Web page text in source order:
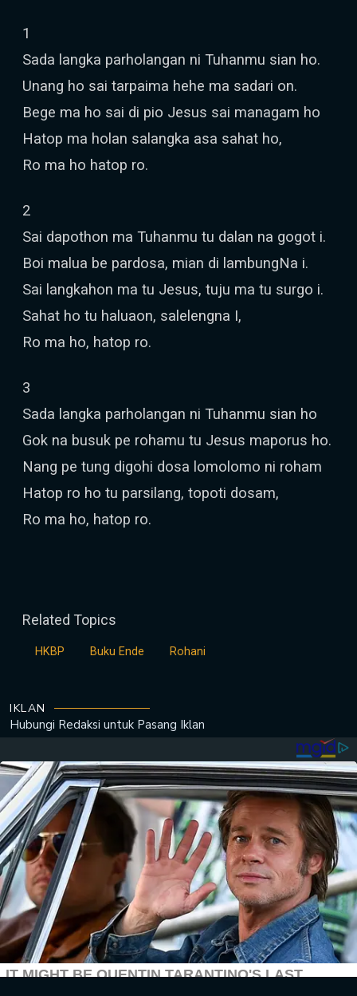
1
Sada langka parholangan ni Tuhanmu sian ho.
Unang ho sai tarpaima hehe ma sadari on.
Bege ma ho sai di pio Jesus sai managam ho
Hatop ma holan salangka asa sahat ho,
Ro ma ho hatop ro.
2
Sai dapothon ma Tuhanmu tu dalan na gogot i.
Boi malua be pardosa, mian di lambungNa i.
Sai langkahon ma tu Jesus, tuju ma tu surgo i.
Sahat ho tu haluaon, salelengna I,
Ro ma ho, hatop ro.
3
Sada langka parholangan ni Tuhanmu sian ho
Gok na busuk pe rohamu tu Jesus maporus ho.
Nang pe tung digohi dosa lomolomo ni roham
Hatop ro ho tu parsilang, topoti dosam,
Ro ma ho, hatop ro.
Related Topics
HKBP Buku Ende Rohani
IKLAN
Hubungi Redaksi untuk Pasang Iklan